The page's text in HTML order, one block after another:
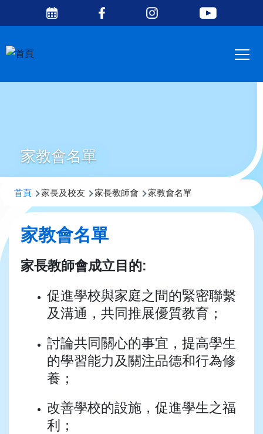
移至主內容
Media
家教會名單
導
連
首頁 家長及校友 家長教師會 家教會名單
家教會名單
家長教師會成立目的:
促進學校與家庭之間的緊密聯繫
及溝通，共同推展優質教育；
討論共同關心的事宜，提高學生
的學習能力及關注品德和行為修
養；
改善學校的設施，促進學生之福
利；